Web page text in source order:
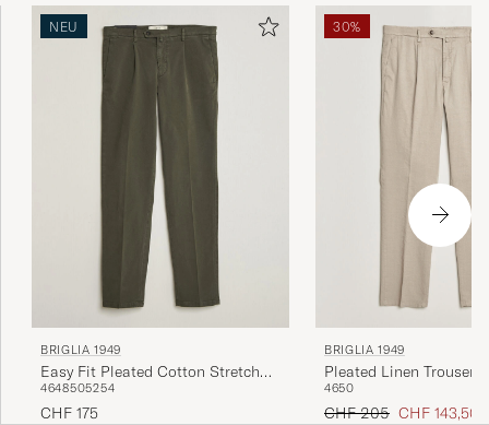
Erfahrungswert traditioneller Schneiderkunst und fertigt
fast alle Produkte im eigenen Land.
NEU
BRIGLIA 1949
Easy Fit Pleated Cotton Stretch
Trousers Military
4648505254
CHF 175
30%
BRIGLIA 1949
Pleated Linen Trousers
4650
Regulärer Preis
CHF 205 Reduzierter
CHF 143,50